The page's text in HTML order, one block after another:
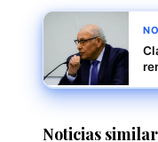
Noticias